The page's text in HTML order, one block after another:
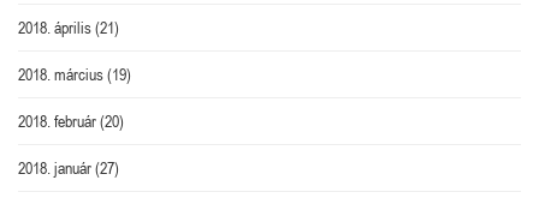
2018. április(21)
2018. március(19)
2018. február(20)
2018. január(27)